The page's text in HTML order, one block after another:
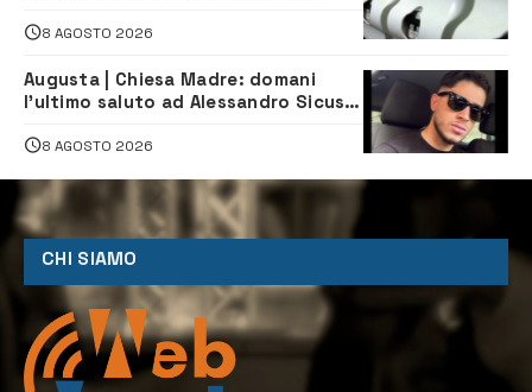
8 AGOSTO 2026
Augusta | Chiesa Madre: domani
l’ultimo saluto ad Alessandro Sicuso,
8 AGOSTO 2026
CHI SIAMO